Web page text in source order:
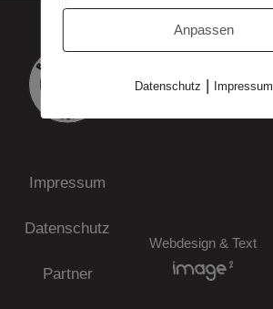
Impressum
Datenschutz
Partner
Webdesign & Text
Anpassen
Datenschutz | Impressum